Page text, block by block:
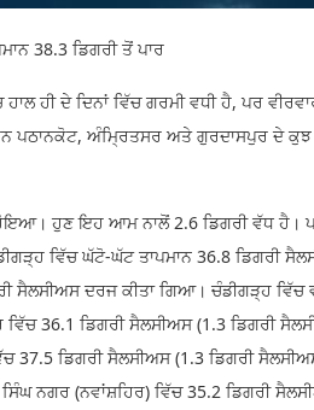
38.3 ਡਿਗਰੀ ਤੋਂ ਪਾਰ
ਹੀ ਦੇ ਦਿਨਾਂ ਵਿੱਚ ਗਰਮੀ ਵਧੀ ਹੈ, ਪਰ
ਪਠਾਨਕੋਟ, ਅੰਮ੍ਰਿਤਸਰ ਅਤੇ ਗੁਰਦਾਸਪੁਰ ਦੇ
ਹੋਇਆ। ਹੁਣ ਇਹ ਆਮ ਨਾਲੋਂ 2.6 ਡਿਗਰੀ ਵੱਧ ਹੈ।
ਵਿੱਚ ਘੱਟੋ-ਘੱਟ ਤਾਪਮਾਨ 36.8 ਡਿਗਰੀ
ਸੈਲਸੀਅਸ ਦਰਜ ਕੀਤਾ ਗਿਆ। ਚੰਡੀਗੜ੍ਹ ਵਿੱਚ
36.1 ਡਿਗਰੀ ਸੈਲਸੀਅਸ (1.3 ਡਿਗਰੀ
37.5 ਡਿਗਰੀ ਸੈਲਸੀਅਸ (1.3 ਡਿਗਰੀ
ਨਗਰ (ਨਵਾਂਸ਼ਹਿਰ) ਵਿੱਚ 35.2 ਡਿਗਰੀ